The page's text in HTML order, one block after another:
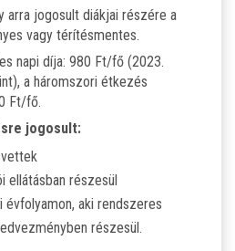
arra jogosult diákjai részére a
vagy térítésmentes.
napi díja: 980 Ft/fő (2023.
a háromszori étkezés
Ft/fő.
jogosult:
ellátásban részesül
évfolyamon, aki rendszeres
részesül.